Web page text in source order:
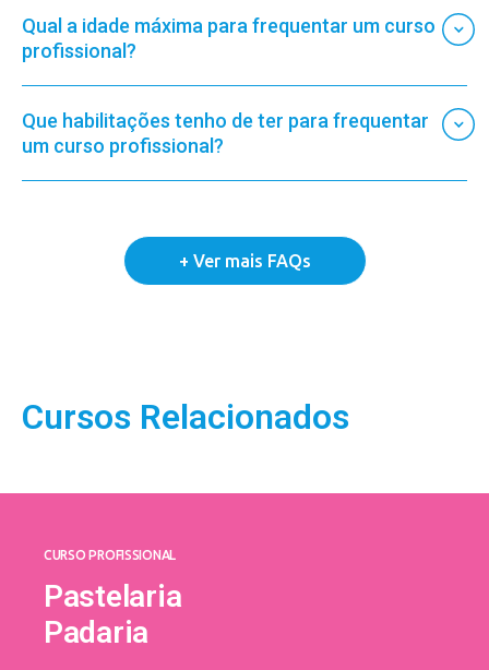
Qual a idade máxima para frequentar um curso
profissional?
Que habilitações tenho de ter para frequentar
um curso profissional?
Cursos Relacionados
CURSO PROFISSIONAL
Pastelaria
Padaria